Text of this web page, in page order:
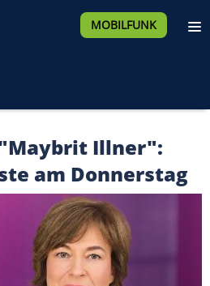
MOBILFUNK
"Maybrit Illner":
am Donnerstag